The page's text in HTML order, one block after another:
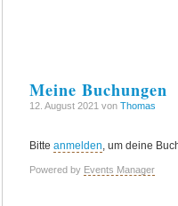
Meine Buchungen
12. August 2021 von Thomas
Bitte anmelden, um deine
Powered by Events Manager